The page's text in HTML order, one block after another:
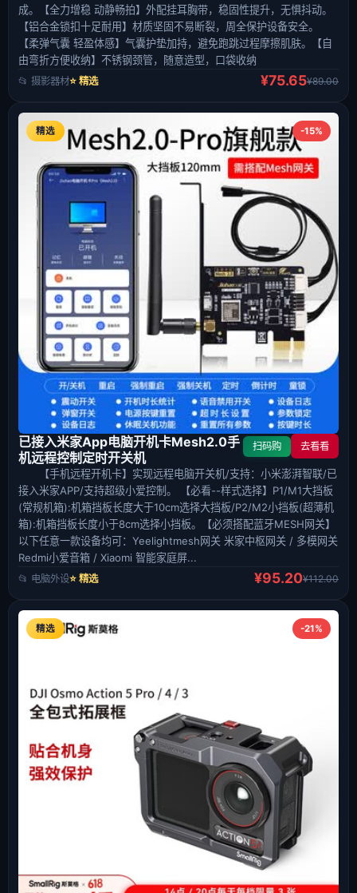
成。【全力增稳 动静畅拍】外配挂耳胸带，稳固性提升，无惧抖动。
【铝合金锁扣十足耐用】材质坚固不易断裂，周全保护设备安全。
【柔弹气囊 轻盈体感】气囊护垫加持，避免跑跳过程摩擦肌肤。【自
由弯折方便收纳】不锈钢颈管，随意造型，口袋收纳
📂 摄影器材⭐ 精选 ¥75.65¥89.00
-15%
精选
已接入米家App电脑开机卡Mesh2.0手
机远程控制定时开关机
扫码购 去看看
【手机远程开机卡】实现远程电脑开关机/支持：小米澎湃智联/已
接入米家APP/支持超级小爱控制。 【必看--样式选择】P1/M1大挡板
(常规机箱):机箱挡板长度大于10cm选择大挡板/P2/M2小挡板(超薄机
箱):机箱挡板长度小于8cm选择小挡板。【必须搭配蓝牙MESH网关】
以下任意一款设备均可：Yeelightmesh网关 米家中枢网关 / 多模网关
Redmi小爱音箱 / Xiaomi 智能家庭屏...
📂 电脑外设⭐ 精选 ¥95.20¥112.00
-21%
精选